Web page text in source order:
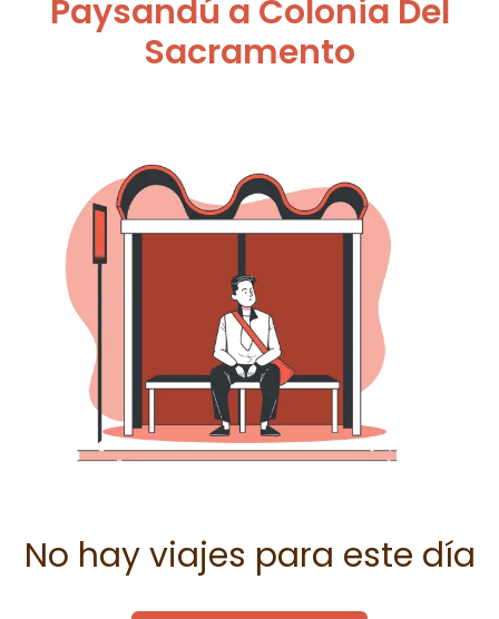
Paysandú a Colonia Del
Sacramento
No hay viajes para este día